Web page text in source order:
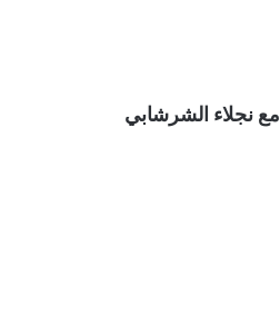
نجلاء الشرشابي